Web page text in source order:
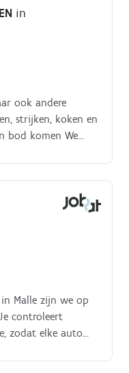
in
ook andere
strijken, koken en
bod komen We
Malle zijn we op
controleert
zodat elke auto